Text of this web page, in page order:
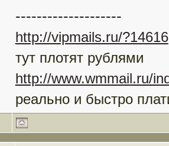
--------------------
http://vipmails.ru/?14616
тут плотят рублями
http://www.wmmail.ru/
реально и быстро